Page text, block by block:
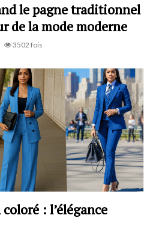
le pagne traditionnel
de la mode moderne
3502 fois
: l’élégance